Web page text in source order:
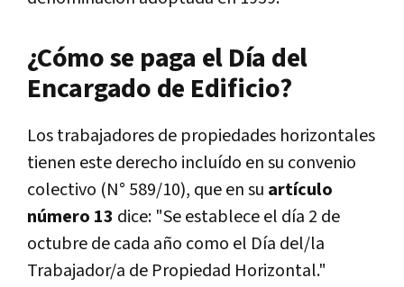
¿Cómo se paga el Día del
Encargado de Edificio?
Los trabajadores de propiedades horizontales
tienen este derecho incluído en su convenio
colectivo (N° 589/10), que en su artículo
número 13 dice: "Se establece el día 2 de
octubre de cada año como el Día del/la
Trabajador/a de Propiedad Horizontal."